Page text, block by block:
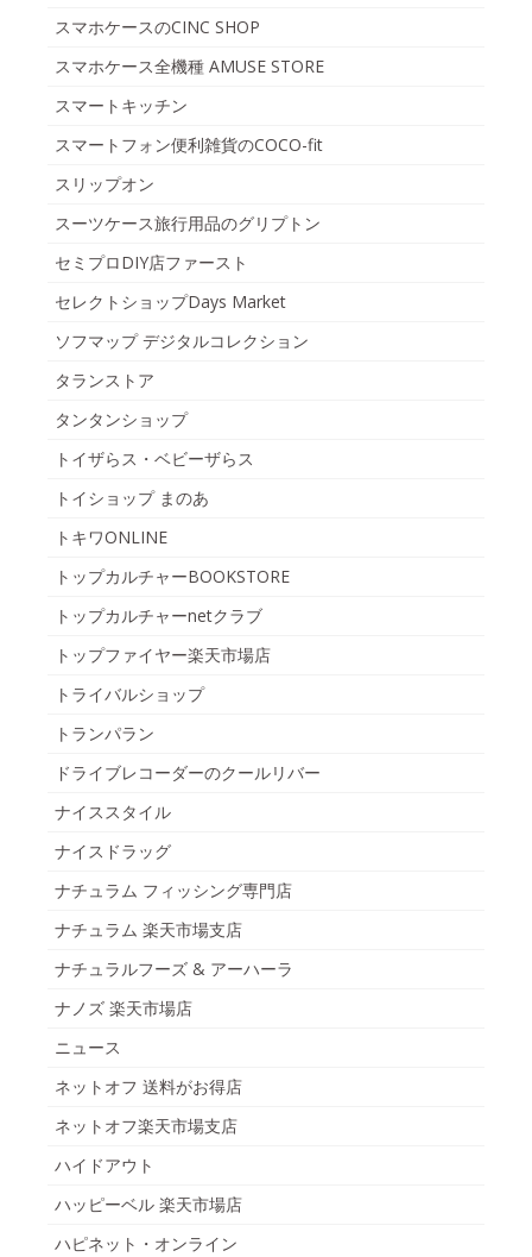
スマホケースのCINC SHOP
スマホケース全機種 AMUSE STORE
スマートキッチン
スマートフォン便利雑貨のCOCO-fit
スリップオン
スーツケース旅行用品のグリプトン
セミプロDIY店ファースト
セレクトショップDays Market
ソフマップ デジタルコレクション
タランストア
タンタンショップ
トイザらス・ベビーザらス
トイショップ まのあ
トキワONLINE
トップカルチャーBOOKSTORE
トップカルチャーnetクラブ
トップファイヤー楽天市場店
トライバルショップ
トランパラン
ドライブレコーダーのクールリバー
ナイススタイル
ナイスドラッグ
ナチュラム フィッシング専門店
ナチュラム 楽天市場支店
ナチュラルフーズ & アーハーラ
ナノズ 楽天市場店
ニュース
ネットオフ 送料がお得店
ネットオフ楽天市場支店
ハイドアウト
ハッピーベル 楽天市場店
ハピネット・オンライン